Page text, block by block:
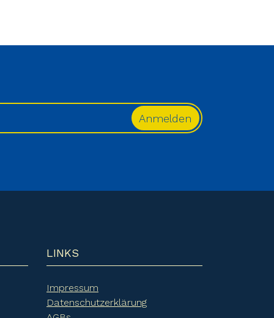
LINKS
Impressum
Datenschutzerklärung